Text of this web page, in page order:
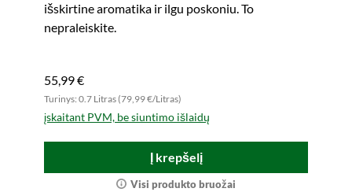
išskirtine aromatika ir ilgu poskoniu. To
nepraleiskite.
55,99 €
Turinys: 0.7 Litras (79,99 €/Litras)
įskaitant PVM, be siuntimo išlaidų
Į krepšelį
Visi produkto bruožai